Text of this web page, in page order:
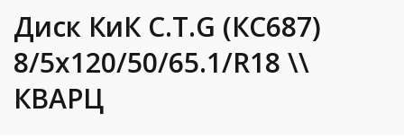
Диск КиК C.T.G (КС687)
8/5x120/50/65.1/R18 \\
КВАРЦ